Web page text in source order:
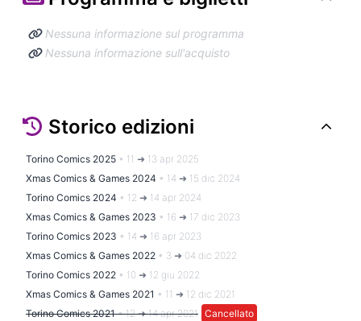
Nessuna informazione sul programma
Nessuna informazione sull'acquisto
Storico edizioni
Torino Comics 2025 • 11 ➜ 13 apr 2025
Xmas Comics & Games 2024 • 14 ➜ 15 dic 2024
Torino Comics 2024 • 12 ➜ 14 apr 2024
Xmas Comics & Games 2023 • 16 ➜ 17 dic 2023
Torino Comics 2023 • 14 ➜ 16 apr 2023
Xmas Comics & Games 2022 • 3 ➜ 04 dic 2022
Torino Comics 2022 • 10 ➜ 12 giu 2022
Xmas Comics & Games 2021 • 11 ➜ 12 dic 2021
Torino Comics 2021•12 ➜ 14 apr 2021 Cancellato